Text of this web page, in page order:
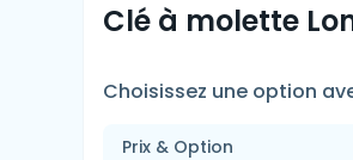
Clé à molette
Choisissez une option
Prix & Option